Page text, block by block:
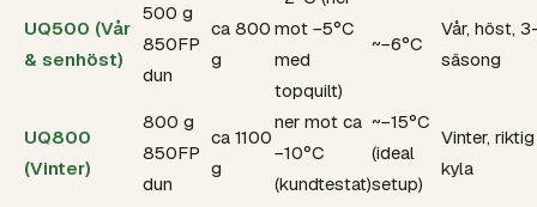
UQ500 (Vår
& senhöst)
500 g
850FP
dun
ca 800
g
mot −5°C
med
topquilt)
~−6°C
Vår, höst,
säsong
UQ800
(Vinter)
800 g
850FP
dun
ca 1100
g
ner mot ca
−10°C
(kundtestat)
~−15°C
(ideal
setup)
Vinter, riktig
kyla